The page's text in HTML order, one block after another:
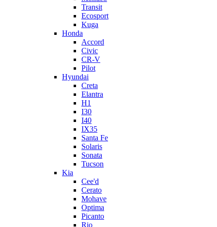
Transit
Ecosport
Kuga
Honda
Accord
Civic
CR-V
Pilot
Hyundai
Creta
Elantra
H1
I30
I40
IX35
Santa Fe
Solaris
Sonata
Tucson
Kia
Cee'd
Cerato
Mohave
Optima
Picanto
Rio